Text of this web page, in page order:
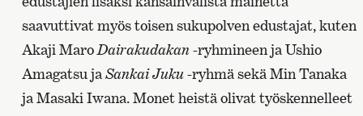
saavuttivat myös toisen sukupolven edustajat, kuten
Akaji Maro Dairakudakan-ryhmineen ja Ushio
Amagatsu jaSankai Juku-ryhmä sekä Min Tanaka
ja Masaki Iwana. Monet heistä olivat työskennelleet